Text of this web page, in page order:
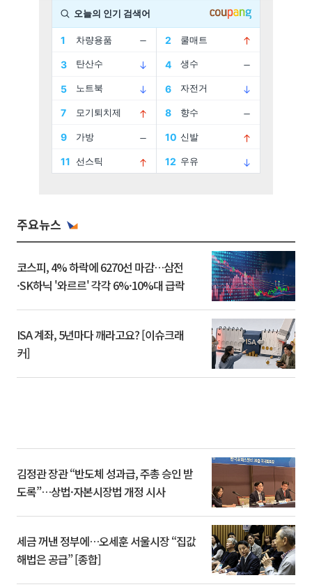
주요뉴스
코스피, 4% 하락에 6270선 마감…삼전
·SK하닉 '와르르' 각각 6%·10%대 급락
ISA 계좌, 5년마다 깨라고요? [이슈크래
커]
김정관 장관 “반도체 성과급, 주총 승인 받
도록”…상법·자본시장법 개정 시사
세금 꺼낸 정부에…오세훈 서울시장 “집값
해법은 공급” [종합]